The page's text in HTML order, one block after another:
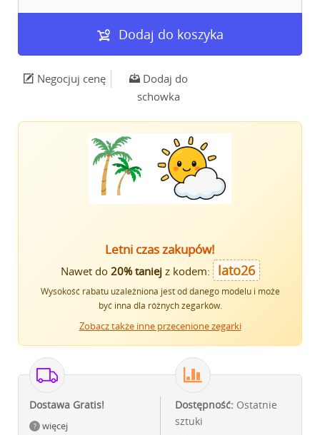
Dodaj do koszyka
Negocjuj cenę
Dodaj do
schowka
Letni czas zakupów!
Nawet do 20% taniejz kodem: lato26
Wysokość rabatu uzależniona jest od danego modelu i może
być inna dla różnych zegarków.
Zobacz także inne przecenione zegarki
Dostawa Gratis!
więcej
Dostępność: Ostatnie
sztuki